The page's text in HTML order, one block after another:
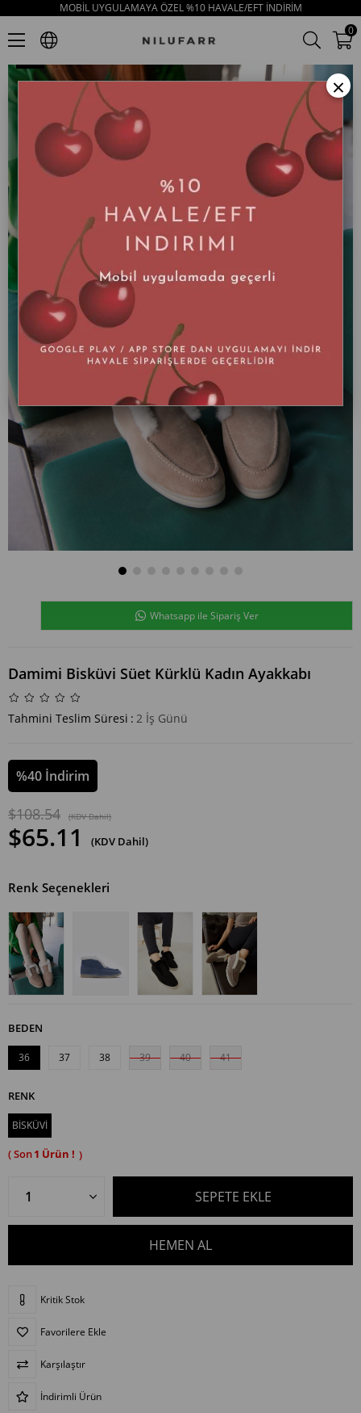
MOBİL UYGULAMAYA ÖZEL %10 HAVALE/EFT İNDİRİM
0
Damimi Bisküvi Süet Kürklü Kadın Ayakkabı
Whatsapp ile Sipariş Ver
Damimi Bisküvi Süet Kürklü Kadın Ayakkabı
Tahmini Teslim Süresi : 2 İş Günü
%40 İndirim
$108.54 (KDV Dahil)
$65.11 (KDV Dahil)
Renk Seçenekleri
BEDEN
1
36 37 38 39 40 41
RENK
BİSKÜVİ
Kritik Stok
Favorilere Ekle
Karşılaştır
İndirimli Ürün
×